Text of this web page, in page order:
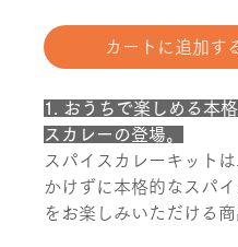
カートに追加す
1. おうちで楽しめる本
スカレーの登場。
スパイスカレーキット
かけずに本格的なスパ
をお楽しみいただける商